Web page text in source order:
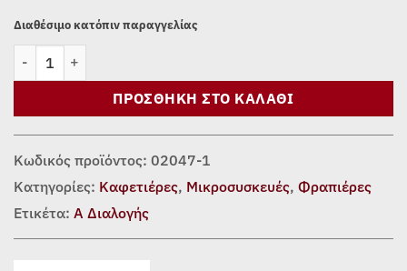
Διαθέσιμο κατόπιν παραγγελίας
ΠΡΟΣΘΉΚΗ ΣΤΟ ΚΑΛΆΘΙ
Κωδικός προϊόντος: 02047-1
Κατηγορίες: Καφετιέρες, Μικροσυσκευές, Φραπιέρες
Ετικέτα: Α Διαλογής